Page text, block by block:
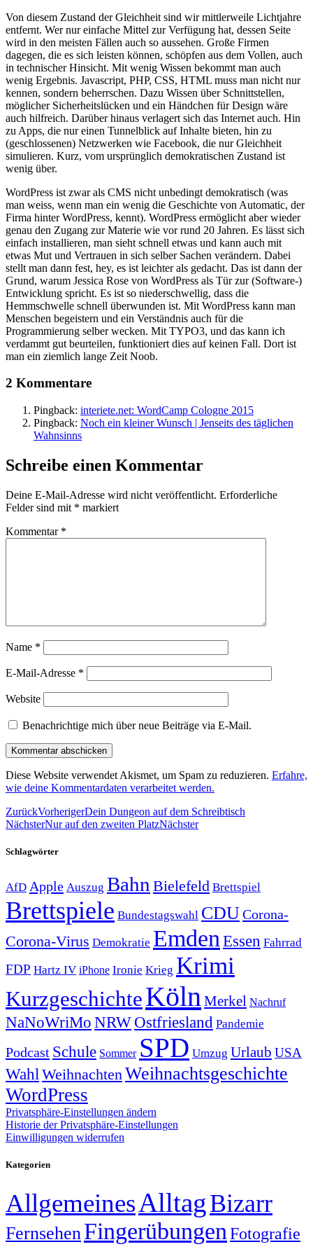
Von diesem Zustand der Gleichheit sind wir mittlerweile Lichtjahre
entfernt. Wer nur einfache Mittel zur Verfügung hat, dessen Seite
wird in den meisten Fällen auch so aussehen. Große Firmen
dagegen, die es sich leisten können, schöpfen aus dem Vollen, auch
in technischer Hinsicht. Mit wenig Wissen bekommt man auch
wenig Ergebnis. Javascript, PHP, CSS, HTML muss man nicht nur
kennen, sondern beherrschen. Dazu Wissen über Schnittstellen,
möglicher Sicherheitslücken und ein Händchen für Design wäre
auch hilfreich. Darüber hinaus verlagert sich das Internet auch. Hin
zu Apps, die nur einen Tunnelblick auf Inhalte bieten, hin zu
(geschlossenen) Netzwerken wie Facebook, die nur Gleichheit
simulieren. Kurz, vom ursprünglich demokratischen Zustand ist
wenig über.
WordPress ist zwar als CMS nicht unbedingt demokratisch (was
man weiss, wenn man ein wenig die Geschichte von Automatic, der
Firma hinter WordPress, kennt). WordPress ermöglicht aber wieder
genau den Zugang zur Materie wie vor rund 20 Jahren. Es lässt sich
einfach installieren, man sieht schnell etwas und kann auch mit
etwas Mut und Vertrauen in sich selber Sachen verändern. Dabei
stellt man dann fest, hey, es ist leichter als gedacht. Das ist dann der
Grund, warum Jessica Rose von WordPress als Tür zur (Software-)
Entwicklung spricht. Es ist so niederschwellig, dass die
Hemmschwelle schnell überwunden ist. Mit WordPress kann man
Menschen begeistern und ein Verständnis auch für die
Programmierung selber wecken. Mit TYPO3, und das kann ich
verdammt gut beurteilen, funktioniert dies auf keinen Fall. Dort ist
man ein ziemlich lange Zeit Noob.
2 Kommentare
Pingback: interiete.net: WordCamp Cologne 2015
Pingback: Noch ein kleiner Wunsch | Jenseits des täglichen
Wahnsinns
Schreibe einen Kommentar
Deine E-Mail-Adresse wird nicht veröffentlicht. Erforderliche
Felder sind mit * markiert
Kommentar *
Name *
E-Mail-Adresse *
Website
Benachrichtige mich über neue Beiträge via E-Mail.
Diese Website verwendet Akismet, um Spam zu reduzieren. Erfahre,
wie deine Kommentardaten verarbeitet werden.
ZurückVorherigerDein Dungeon auf dem Schreibtisch
NächsterNur auf den zweiten PlatzNächster
Schlagwörter
AfD Apple Auszug Bahn Bielefeld Brettspiel
Brettspiele Bundestagswahl CDUCorona-
Corona-Virus Demokratie Emden Essen Fahrrad
FDP Hartz IV iPhone Ironie Krieg Krimi
KurzgeschichteKölnMerkel Nachruf
NaNoWriMo NRWOstfriesland Pandemie
Podcast Schule Sommer SPD Umzug Urlaub USA
WahlWeihnachtenWeihnachtsgeschichte
WordPress
Privatsphäre-Einstellungen ändern
Historie der Privatsphäre-Einstellungen
Einwilligungen widerrufen
Kategorien
AllgemeinesAlltagBizarr
Fernsehen Fingerübungen Fotografie